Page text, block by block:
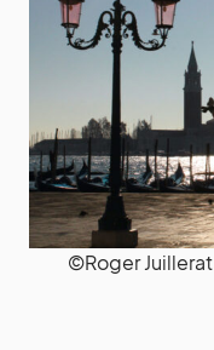
©Roger Juillerat